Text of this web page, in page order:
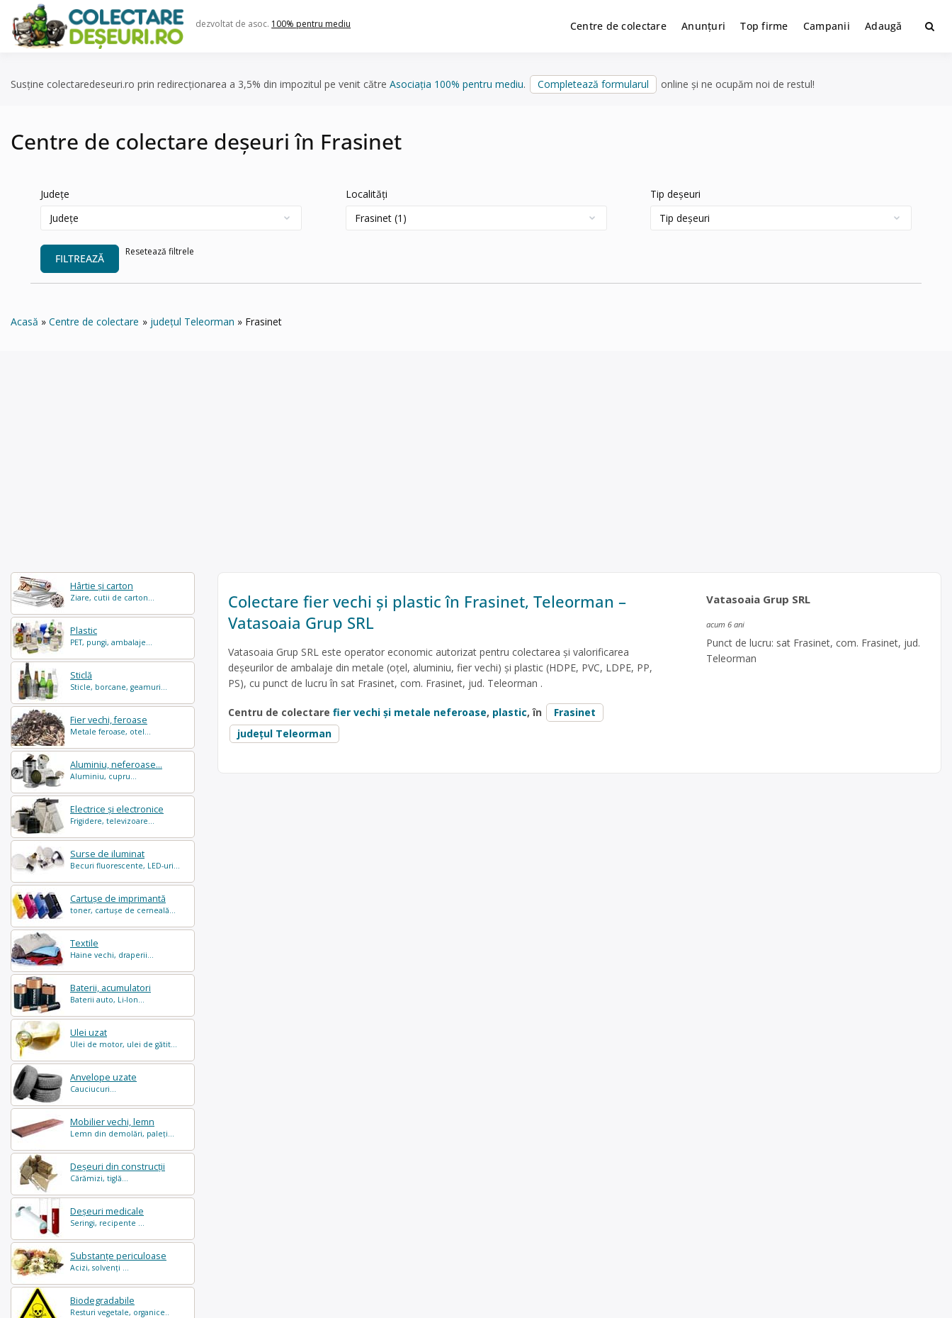
content
dezvoltat de asoc. 100% pentru mediu Centre de colectare Anunțuri Top firme Campanii Adaugă
Susține colectaredeseuri.ro prin redirecționarea a 3,5% din impozitul pe venit către Asociația 100% pentru mediu. Completează formularul online și ne ocupăm noi de restul!
Centre de colectare deșeuri în Frasinet
Județe Localități Tip deșeuri
FILTREAZĂ
Resetează filtrele
Acasă Centre de colectare județul Teleorman Frasinet
Hârtie și carton
Ziare, cutii de carton...
Plastic
PET, pungi, ambalaje...
Sticlă
Sticle, borcane, geamuri...
Fier vechi, feroase
Metale feroase, otel...
Aluminiu, neferoase...
Aluminiu, cupru...
Electrice și electronice
Frigidere, televizoare...
Surse de iluminat
Becuri fluorescente, LED-uri...
Cartușe de imprimantă
toner, cartușe de cerneală...
Textile
Haine vechi, draperii...
Baterii, acumulatori
Baterii auto, Li-Ion...
Ulei uzat
Ulei de motor, ulei de gătit...
Anvelope uzate
Cauciucuri...
Mobilier vechi, lemn
Lemn din demolări, paleți...
Deșeuri din construcții
Cărămizi, tiglă...
Deșeuri medicale
Seringi, recipente ...
Substanțe periculoase
Acizi, solvenți ...
Biodegradabile
Resturi vegetale, organice..
Colectare fier vechi și plastic în Frasinet, Teleorman –
Vatasoaia Grup SRL
Vatasoaia Grup SRL este operator economic autorizat pentru colectarea și valorificarea
deșeurilor de ambalaje din metale (oțel, aluminiu, fier vechi) și plastic (HDPE, PVC, LDPE, PP,
PS), cu punct de lucru în sat Frasinet, com. Frasinet, jud. Teleorman .
Centru de colectare fier vechi și metale neferoase, plastic, în
Frasinet
județul Teleorman
Vatasoaia Grup SRL
acum 6 ani
Punct de lucru: sat Frasinet, com. Frasinet, jud.
Teleorman